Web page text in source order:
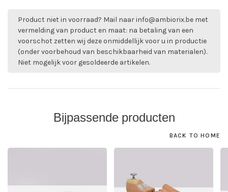
Product niet in voorraad? Mail naarinfo@ambiorix.be met
vermelding van product en maat: na betaling van een
voorschot zetten wij deze onmiddellijk voor u in productie
(onder voorbehoud van beschikbaarheid van materialen).
Niet mogelijk voor gesoldeerde artikelen.
Bijpassende producten
BACK TO HOME